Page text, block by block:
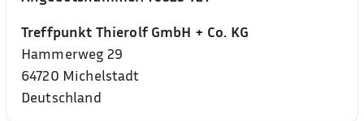
Treffpunkt Thierolf GmbH + Co. KG
Hammerweg 29
64720 Michelstadt
Deutschland